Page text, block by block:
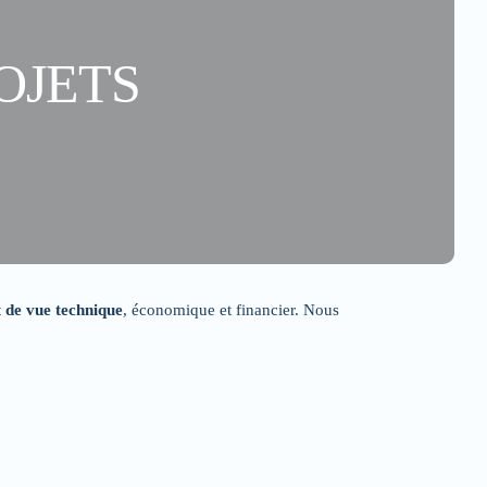
vue technique, économique et financier. Nous